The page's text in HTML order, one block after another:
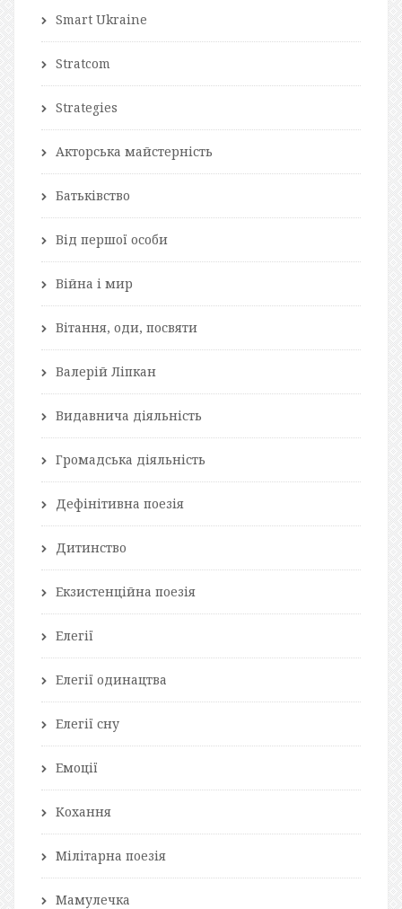
Smart Ukraine
Stratcom
Strategies
Акторська майстерність
Батьківство
Від першої особи
Війна і мир
Вітання, оди, посвяти
Валерій Ліпкан
Видавнича діяльність
Громадська діяльність
Дефінітивна поезія
Дитинство
Екзистенційна поезія
Елегії
Елегії одинацтва
Елегії сну
Емоції
Кохання
Мілітарна поезія
Мамулечка